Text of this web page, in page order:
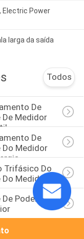
Power
larga da saída
Todos
De
De Medidor
De
Do Medidor
Trifásico Do
Medidor
Poder